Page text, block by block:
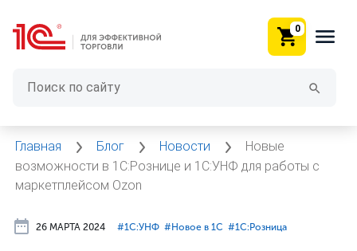
0
Главная Блог Новости
Новые
возможности в 1С:Рознице и 1С:УНФ для работы с
маркетплейсом Ozon
26 МАРТА 2024 #⁣1С:УНФ #⁣Новое в 1С #⁣1С:Розница